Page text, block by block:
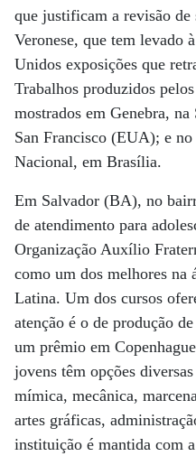
que justificam a revisão de
Veronese, que tem levado
Unidos exposições que
Trabalhos produzidos
mostrados em Genebra,
San Francisco (EUA); e no
Nacional, em Brasília.
Em Salvador (BA), no
de atendimento para
Organização Auxílio
como um dos melhores na
Latina. Um dos cursos
atenção é o de produção
um prêmio em
jovens têm opções
mímica, mecânica,
artes gráficas,
instituição é mantida com